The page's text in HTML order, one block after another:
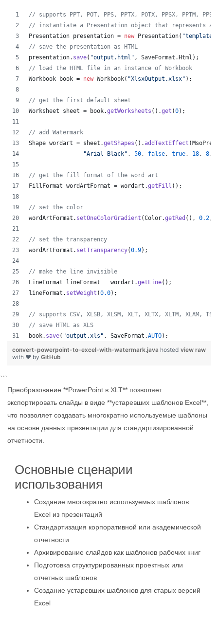
// supports PPT, POT, PPS, PPTX, POTX, PPSX, PPTM,
// instantiate a Presentation object that represents a
Presentation presentation = new Presentation(
// save the presentation as HTML
presentation. save( "output.html" , SaveFormat . Html );
// load the HTML file in an instance of Workbook
Workbook
book = new Workbook( "XlsxOutput.xlsx" );
// get the first default sheet
Worksheet
sheet = book.getWorksheets ().get (0);
// add Watermark
Shape wordart = sheet .getShapes ().addTextEffect (
"Arial Black" , 50, false, true, 18, 8,
// get the fill format of the word art
FillFormat wordArtFormat = wordart .getFill ();
// set the color
wordArtFormat . setOneColorGradient (Color.getRed (), 0.2,
// set the transparency
wordArtFormat . setTransparency(0.9);
// make the line invisible
LineFormat
lineFormat = wordart .getLine();
lineFormat . setWeight (0.0);
// supports CSV, XLSB, XLSM, XLT, XLTX, XLTM, XLAM,
// save HTML as XLS
book. save( "output.xls" , SaveFormat .AUTO);
view raw
convert-powerpoint-to-excel-with-watermark.java hosted
with ❤ by GitHub
```
Преобразование **PowerPoint в XLT** позволяет
экспортировать слайды в виде **устаревших шаблонов Excel**,
что позволяет создавать многократно используемые шаблоны
на основе данных презентации для стандартизированной
отчетности.
Основные сценарии
использования
Создание многократно используемых шаблонов
Excel из презентаций
Стандартизация корпоративной или академической
отчетности
Архивирование слайдов как шаблонов рабочих книг
Подготовка структурированных проектных или
отчетных шаблонов
Создание устаревших шаблонов для старых версий
Excel